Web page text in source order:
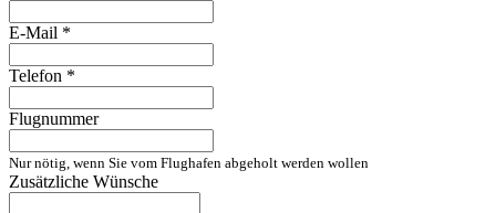
E-Mail *
Telefon *
Flugnummer
Nur nötig, wenn Sie vom Flughafen abgeholt werden wollen
Zusätzliche Wünsche